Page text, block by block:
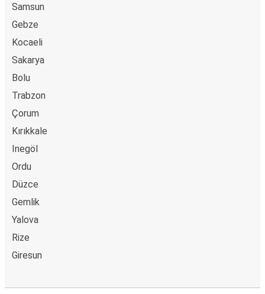
Samsun
Gebze
Kocaeli
Sakarya
Bolu
Trabzon
Çorum
Kırıkkale
Inegöl
Ordu
Düzce
Gemlik
Yalova
Rize
Giresun